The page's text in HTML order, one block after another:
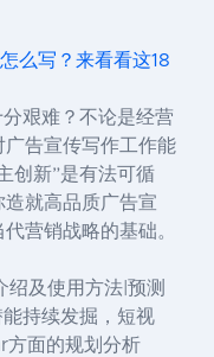
么写？来看看这18
艰难？不论是经营
告宣传写作工作能
创新”是有法可循
造就高品质广告宣
营销战略的基础。
及使用方法|预测
持续发掘，短视
面的规划分析